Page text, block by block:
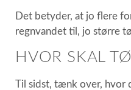
Det betyder, at jo flere
regnvandet til, jo større
HVOR SKAL
Til sidst, tænk over, hvor